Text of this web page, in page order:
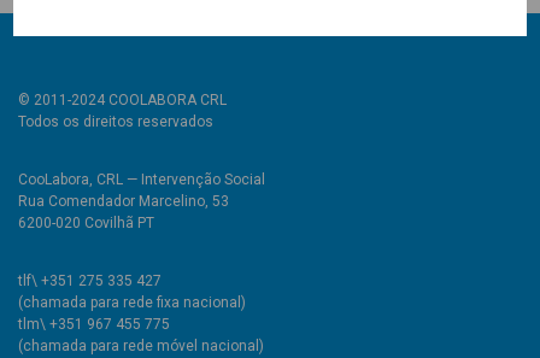
© 2011-2024 COOLABORA CRL
Todos os direitos reservados
CooLabora, CRL — Intervenção Social
Rua Comendador Marcelino, 53
6200-020 Covilhã PT
tlf\ +351 275 335 427
(chamada para rede fixa nacional)
tlm\ +351 967 455 775
(chamada para rede móvel nacional)